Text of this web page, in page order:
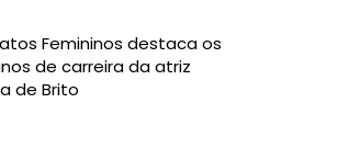
Femininos destaca os
de carreira da atriz
de Brito